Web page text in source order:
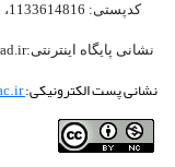
کدپستی: 1133614816، تلفن: 66492169 - 021 نمابر: 66962700 - 021
نشانی پایگاه اینترنتی:www.javidankherad.ir
نشانی پست الکترونیکی:javidankherad@irip.ac.ir